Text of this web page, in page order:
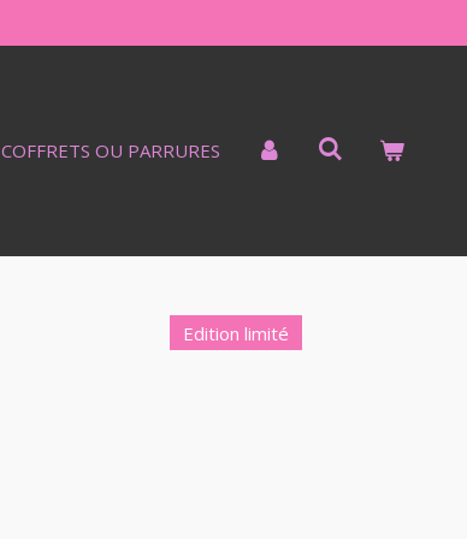
COFFRETS OU PARRURES
Edition limité